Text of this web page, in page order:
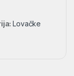
Lovačke